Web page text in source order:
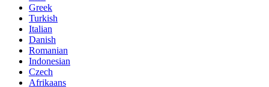
Greek
Turkish
Italian
Danish
Romanian
Indonesian
Czech
Afrikaans